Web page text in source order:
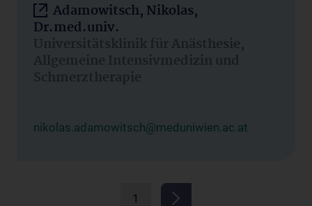
Adamowitsch, Nikolas,
Dr.med.univ.
Universitätsklinik für Anästhesie,
Allgemeine Intensivmedizin und
Schmerztherapie
nikolas.adamowitsch@meduniwien.ac.at
1